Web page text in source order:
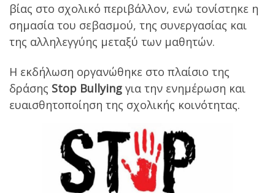
βίας στο σχολικό περιβάλλον, ενώ τονίστηκε η
σημασία του σεβασμού, της συνεργασίας και
της αλληλεγγύης μεταξύ των μαθητών.
Η εκδήλωση οργανώθηκε στο πλαίσιο της
δράσης Stop Bullying για την ενημέρωση και
ευαισθητοποίηση της σχολικής κοινότητας.